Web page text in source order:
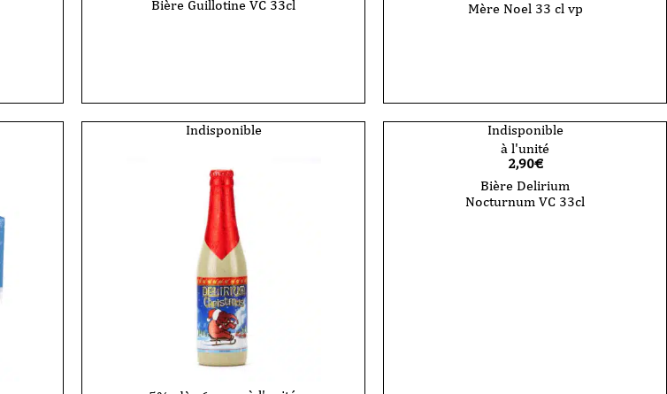
Bière Guillotine VC 33cl
Mère Noel 33 cl vp
Indisponible
Indisponible
à l'unité
2,90€
Bière Delirium
Nocturnum VC 33cl